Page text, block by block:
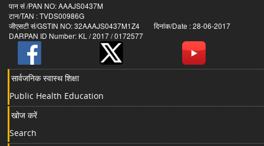
पान सं /PAN NO: AAAJS0437M
टान/TAN : TVDS00986G
जीएसटी सं/GSTIN NO: 32AAAJS0437M1Z4 दिनांक/Date : 28-06-2017
DARPAN ID Number: KL / 2017 / 0172577
सार्वजनिक स्वास्थ शिक्षा
Public Health Education
खोज करें
Search